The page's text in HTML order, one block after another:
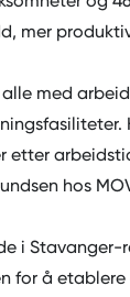
mer
med
etter
hos
i Stavanger-
for å etablere